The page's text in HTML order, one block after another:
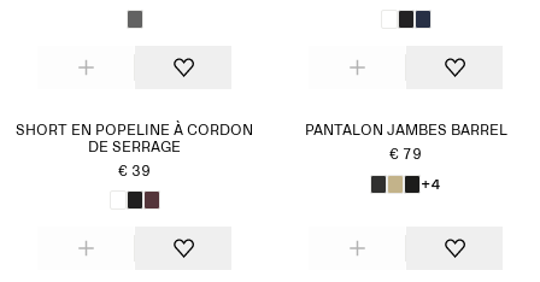
SHORT EN POPELINE À CORDON
DE SERRAGE
€ 39
PANTALON JAMBES BARREL
€ 79
+4